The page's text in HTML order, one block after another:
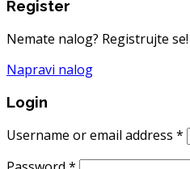
Register
Nemate nalog? Registrujte se!
Napravi nalog
Login
Username or email address *